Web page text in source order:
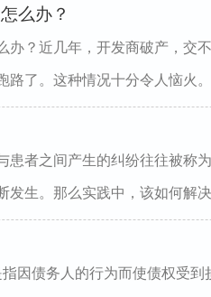
么办？
办？近几年，开发商破产，交
路了。这种情况十分令人恼火
患者之间产生的纠纷往往被称
发生。那么实践中，该如何解
因债务人的行为而使债权受到